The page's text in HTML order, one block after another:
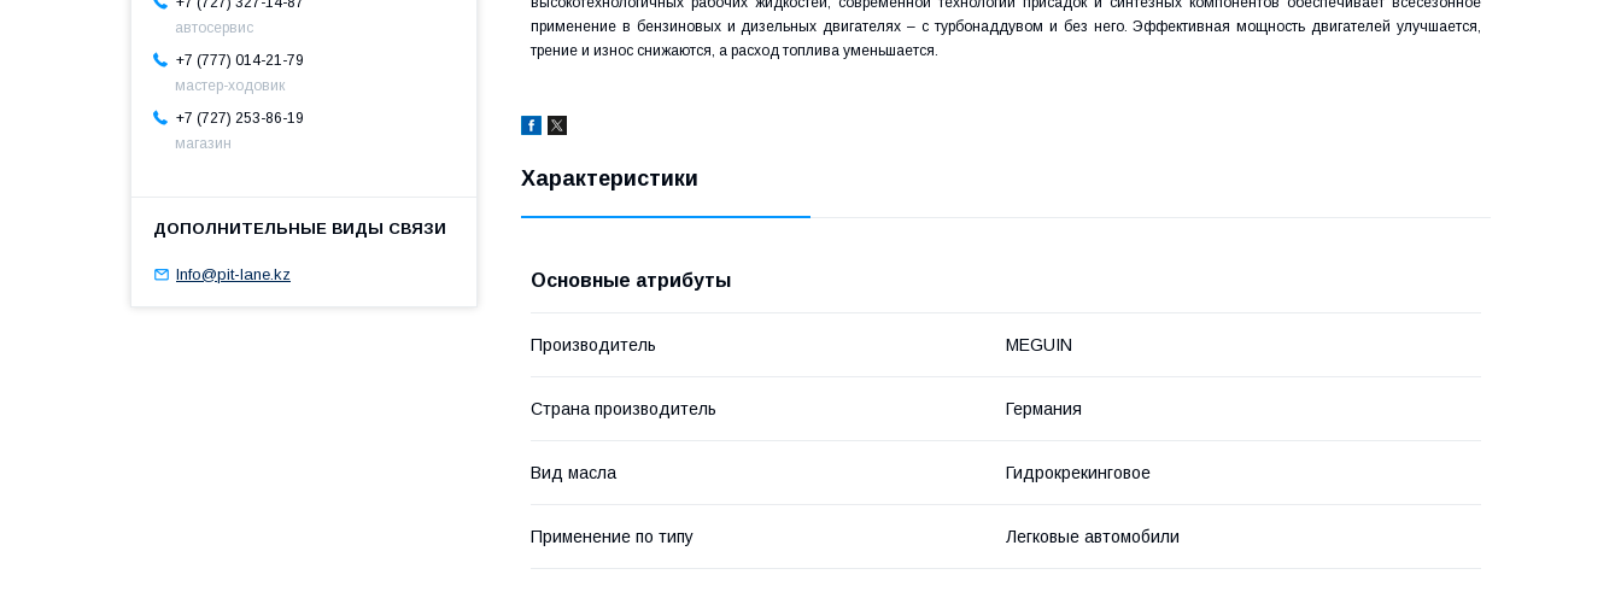
применение в бензиновых и дизельных двигателях – с турбонаддувом и без него. Эффективная мощность двигателей улучшается,
трение и износ снижаются, а расход топлива уменьшается.
Характеристики
Основные атрибуты
Производитель MEGUIN
Страна производитель Германия
Вид масла Гидрокрекинговое
Применение по типу Легковые автомобили
автосервис
+7 (777) 014-21-79
мастер-ходовик
+7 (727) 253-86-19
магазин
Info@pit-lane.kz